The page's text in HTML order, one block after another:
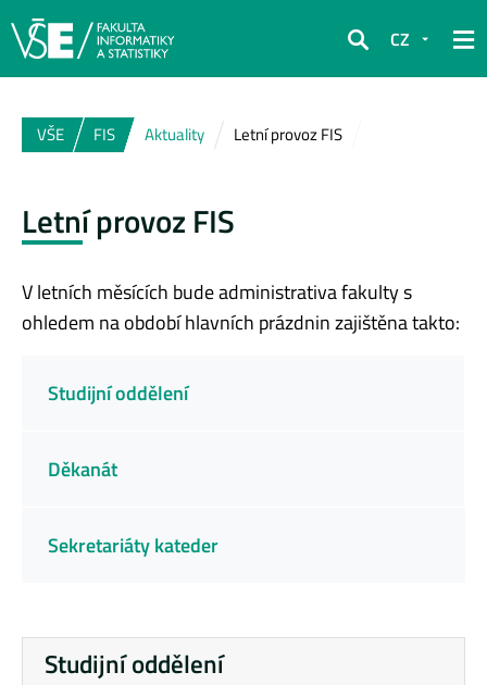
Hledat
CZ
VŠE FIS Aktuality Letní provoz FIS
Letní provoz FIS
V letních měsících bude administrativa fakulty s
ohledem na období hlavních prázdnin zajištěna takto:
Studijní oddělení
Děkanát
Sekretariáty kateder
Studijní oddělení